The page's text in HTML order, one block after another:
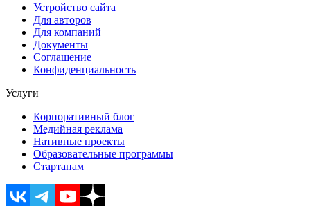
Устройство сайта
Для авторов
Для компаний
Документы
Соглашение
Конфиденциальность
Услуги
Корпоративный блог
Медийная реклама
Нативные проекты
Образовательные программы
Стартапам